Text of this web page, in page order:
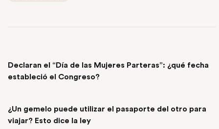
Declaran el “Día de las Mujeres Parteras”: ¿qué fecha
estableció el Congreso?
¿Un gemelo puede utilizar el pasaporte del otro para
viajar? Esto dice la ley